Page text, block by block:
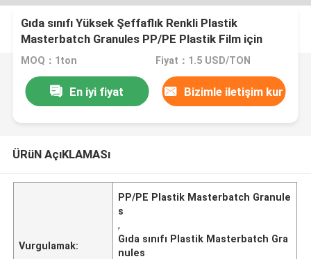
Gıda sınıfı Yüksek Şeffaflık Renkli Plastik
Masterbatch Granules PP/PE Plastik Film için
MOQ：1ton Fiyat：1.5 USD/TON
En iyi fiyat Bizimle iletişim kur
ÜRüN AçıKLAMASı
Vurgulamak:
PP/PE Plastik Masterbatch Granule
s
,
Gıda sınıfı Plastik Masterbatch Gra
nules